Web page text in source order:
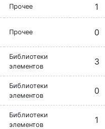
Прочее 1
Прочее 0
Библиотеки
элементов
3
Библиотеки
элементов
0
Библиотеки
элементов
1